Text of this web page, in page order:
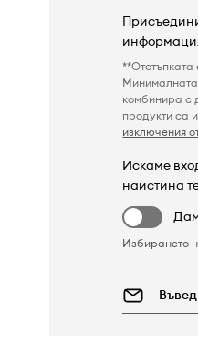
Минималната
комбинира с
продукти са
изключения
Искаме
наистина
Избирането